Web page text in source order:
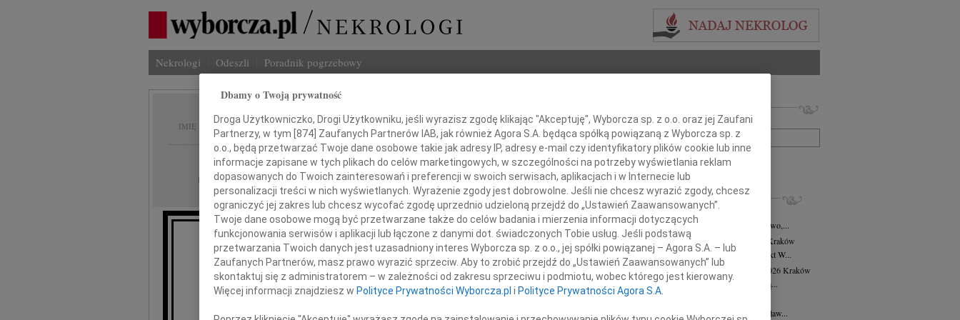
Nekrologi Odeszli Poradnik pogrzebowy
IMIĘ I NAZWISKO: Antoni Szumiło-Kulczycki
REGION: Kraków
DATA EMISJI: 05.01.2023
Z głębokim żalem żegnamy zmarłego 30 grudnia 2022 r.
Imię i nazwisko lub numer ogłoszenia:
+ szukanie zaawansowane
INNE NEKROLOGI
03.08.2026Kraków
Dla Basi Domek, Dora i Klaudiusz, Eliza, Gwo,...
Magdalena Płonka-Kalkowska
Kraków
Magdalena Płonka-Kalkowska Kuka architekt W...
Barbara Tworzewska-Mikołajewicz
02.07.2026 Kraków
Z głębokim żalem żegnamy naszą wieloletnią...
Stanisław Król
23 czerwca 2026 roku odszedł Mistrz Stanisław...
Dbamy o Twoją prywatność
Droga Użytkowniczko, Drogi Użytkowniku, jeśli wyrazisz zgodę klikając "Akceptuję", Wyborcza sp. z o.o. oraz jej Zaufani
Partnerzy, w tym [874] Zaufanych Partnerów IAB, jak również Agora S.A. będąca spółką powiązaną z Wyborcza sp. z
o.o., będą przetwarzać Twoje dane osobowe takie jak adresy IP, adresy e-mail czy identyfikatory plików cookie lub inne
informacje zapisane w tych plikach do celów marketingowych, w szczególności na potrzeby wyświetlania reklam
dopasowanych do Twoich zainteresowań i preferencji w swoich serwisach, aplikacjach i w Internecie lub
personalizacji treści w nich wyświetlanych. Wyrażenie zgody jest dobrowolne. Jeśli nie chcesz wyrazić zgody, chcesz
ograniczyć jej zakres lub chcesz wycofać zgodę uprzednio udzieloną przejdź do „Ustawień Zaawansowanych”.
Twoje dane osobowe mogą być przetwarzane także do celów badania i mierzenia informacji dotyczących
funkcjonowania serwisów i aplikacji lub łączone z danymi dot. świadczonych Tobie usług. Jeśli podstawą
przetwarzania Twoich danych jest uzasadniony interes Wyborcza sp. z o.o., jej spółki powiązanej – Agora S.A. – lub
Zaufanych Partnerów, masz prawo wyrazić sprzeciw. Aby to zrobić przejdź do „Ustawień Zaawansowanych” lub
skontaktuj się z administratorem – w zależności od zakresu sprzeciwu i podmiotu, wobec którego jest kierowany.
Więcej informacji znajdziesz w Polityce Prywatności Wyborcza.pl i Polityce Prywatności Agora S.A.